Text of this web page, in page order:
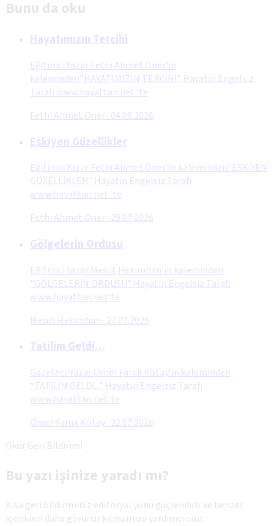
Bunu da oku
Hayatımızın Tercihi
Eğitimci Yazar Fethi Ahmet Öner’in
kaleminden”HAYATIMIZIN TERCİHİ” Hayatın Engelsiz
Tarafı www.hayattan.net ‘te
Fethi Ahmet Öner· 04.08.2026
Eskiyen Güzellikler
Eğitimci Yazar Fethi Ahmet Öner’in kaleminden”ESKİYEN
GÜZELLİKLER” Hayatın Engelsiz Tarafı
www.hayattan.net ‘te
Fethi Ahmet Öner· 29.07.2026
Gölgelerin Ordusu
Eğitimci Yazar Mesut Hekimhan'ın kaleminden
"GÖLGELERİN ORDUSU" Hayatın Engelsiz Tarafı
www.hayattan.net’te
Mesut Hekimhan · 27.07.2026
Tatilim Geldi…
Gazeteci-Yazar Ömer Faruk Kotay’ın kaleminden
“TATİLİM GELDİ...” Hayatın Engelsiz Tarafı
www.hayattan.net’te
Ömer Faruk Kotay· 22.07.2026
Okur Geri Bildirimi
Bu yazı işinize yaradı mı?
Kısa geri bildiriminiz editoryal yönü güçlendirir ve benzer
içerikleri daha görünür kılmamıza yardımcı olur.